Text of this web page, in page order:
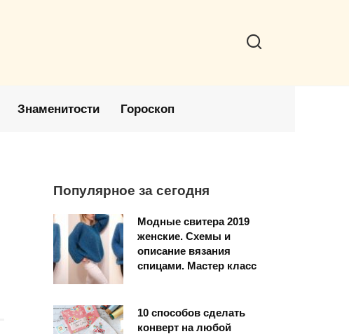
Знаменитости Гороскоп
Популярное за сегодня
Модные свитера 2019
женские. Схемы и
описание вязания
спицами. Мастер класс
10 способов сделать
конверт на любой